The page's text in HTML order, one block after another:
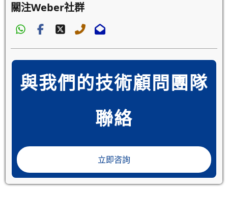
關注Weber社群
與我們的技術顧問團隊
聯絡
立即咨詢